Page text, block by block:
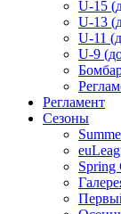
U-15
U-13
U-11
U-9
Регламент
Сезоны
Spring